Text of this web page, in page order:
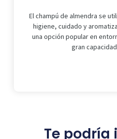
El champú de almendra se
higiene, cuidado y
una opción popular en
gran
Te podría